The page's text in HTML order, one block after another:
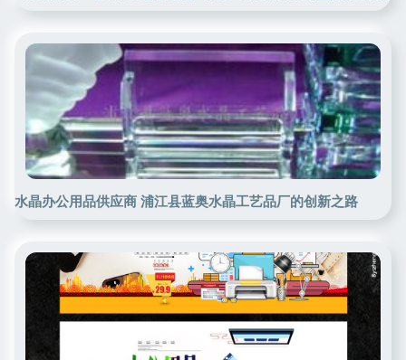
水晶办公用品供应商 浦江县蓝奥水晶工艺品厂的创新之路